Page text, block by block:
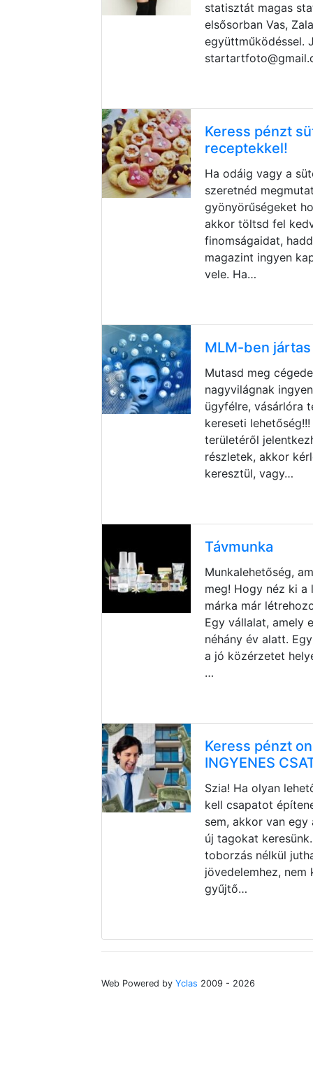
statisztát magas
elsősorban Vas,
együttműködéssel.
Keress pénzt
receptekkel!
Ha odáig vagy a
szeretnéd
gyönyörűségeket
akkor töltsd fel
finomságaidat,
magazint ingyen
vele. Ha…
MLM-ben
Mutasd meg
nagyvilágnak
ügyfélre, vásárlóra
kereseti
területéről
részletek, akkor
keresztül, vagy…
Távmunka
Munkalehetőség,
meg! Hogy néz ki a
márka már
Egy vállalat, amely
néhány év alatt.
a jó közérzetet
…
Keress pénzt
INGYENES
Szia! Ha olyan
kell csapatot
sem, akkor van egy
új tagokat
toborzás nélkül
jövedelemhez,
gyűjtő…
Web Powered by Yclas 2009 - 2026